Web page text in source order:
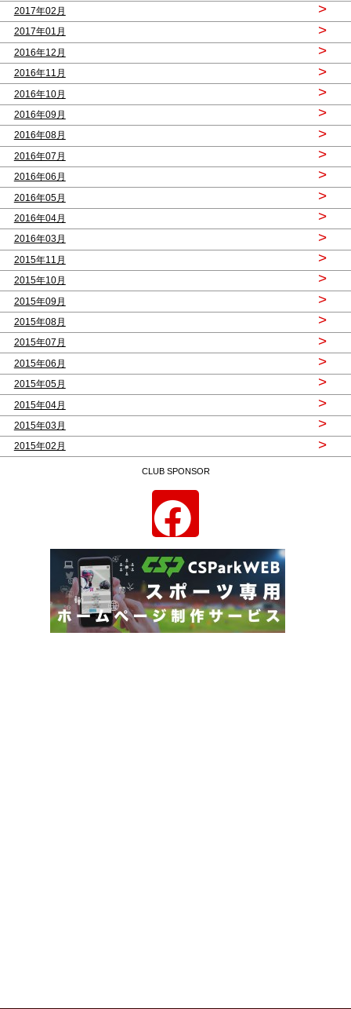
2017年02月 >
2017年01月 >
2016年12月 >
2016年11月 >
2016年10月 >
2016年09月 >
2016年08月 >
2016年07月 >
2016年06月 >
2016年05月 >
2016年04月 >
2016年03月 >
2015年11月 >
2015年10月 >
2015年09月 >
2015年08月 >
2015年07月 >
2015年06月 >
2015年05月 >
2015年04月 >
2015年03月 >
2015年02月 >
CLUB SPONSOR